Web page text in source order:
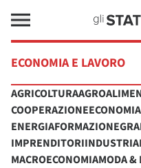
ECONOMIA E LAVORO
AGRICOLTURA
COOPERAZIONEECONOMIA
ENERGIAFORMAZIONE
IMPRENDITORIINDUSTRIA
MACROECONOMIAMODA &